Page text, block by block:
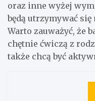
oraz inne wyżej
będą utrzymywać
Warto zauważyć, że
chętnie ćwiczą z
także chcą być